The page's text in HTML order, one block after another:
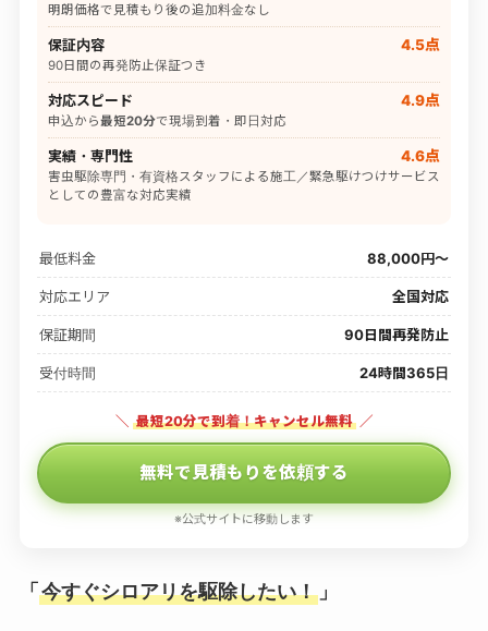
明朗価格で見積もり後の追加料金なし
保証内容 4.5点
90日間の再発防止保証つき
対応スピード 4.9点
申込から最短20分で現場到着・即日対応
実績・専門性 4.6点
害虫駆除専門・有資格スタッフによる施工／緊急駆けつけサービス
としての豊富な対応実績
最低料金 88,000円〜
対応エリア 全国対応
保証期間 90日間再発防止
受付時間 24時間365日
＼ 最短20分で到着！キャンセル無料 ／
無料で見積もりを依頼する
※公式サイトに移動します
「 今すぐシロアリを駆除したい！」